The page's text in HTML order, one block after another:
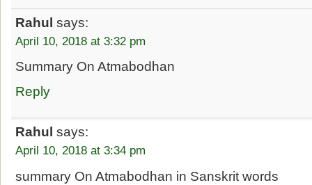
Rahul says:
April 10, 2018 at 3:32 pm
Summary On Atmabodhan
Reply
Rahul says:
April 10, 2018 at 3:34 pm
summary On Atmabodhan in Sanskrit words